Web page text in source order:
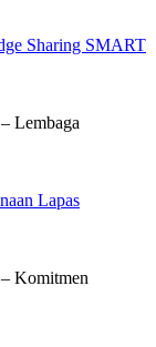
Sharing SMART
Lembaga
Lapas
Komitmen